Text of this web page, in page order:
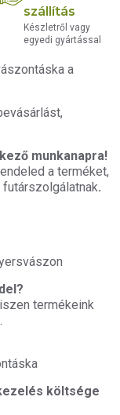
szállítás
Készletről vagy
egyedi gyártással
a
munkanapra!
a terméket,
futárszolgálatnak.
termékeink
költsége